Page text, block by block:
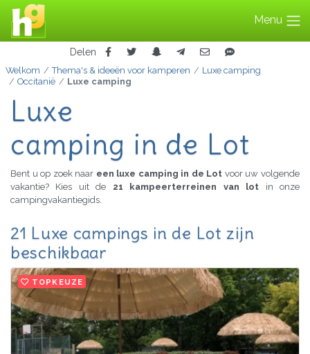
Menu
Delen
Welkom Thema's & ideeën voor kamperen
Luxe camping
Occitanië
Luxe camping
Luxe
camping in de Lot
Bent u op zoek naar een luxe camping in de Lot voor uw volgende
vakantie? Kies uit de 21 kampeerterreinen van lot in onze
campingvakantiegids.
21 Luxe campings in de Lot zijn
beschikbaar
TOPKEUZE